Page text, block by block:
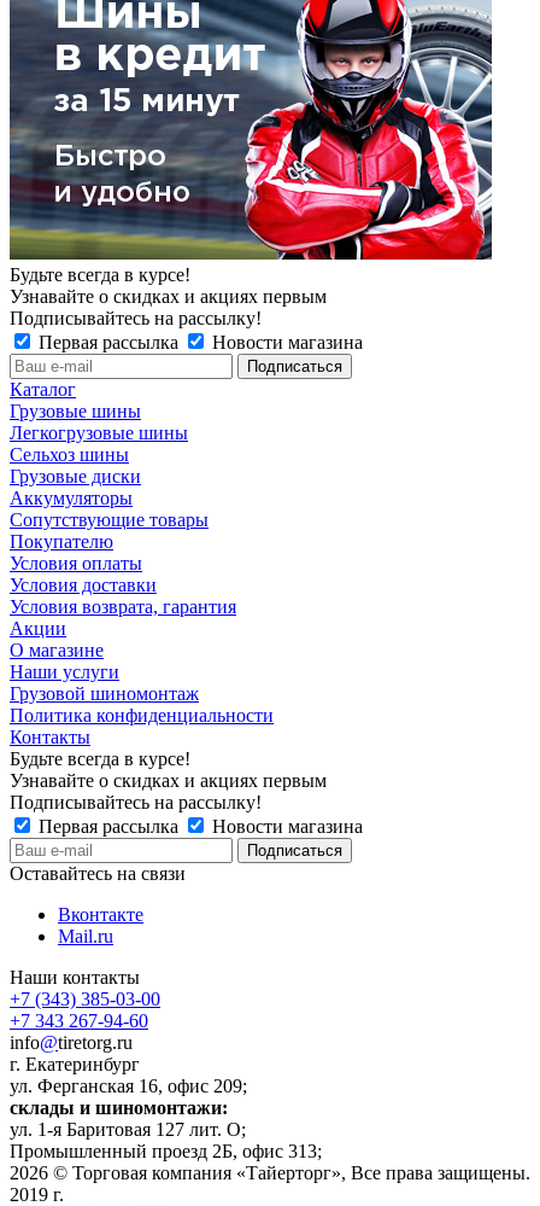
Будьте всегда в курсе!
Узнавайте о скидках и акциях первым
Подписывайтесь на рассылку!
Первая рассылка
Новости магазина
Каталог
Грузовые шины
Легкогрузовые шины
Сельхоз шины
Грузовые диски
Аккумуляторы
Сопутствующие товары
Покупателю
Условия оплаты
Условия доставки
Условия возврата, гарантия
Акции
О магазине
Наши услуги
Грузовой шиномонтаж
Политика конфиденциальности
Контакты
Будьте всегда в курсе!
Узнавайте о скидках и акциях первым
Подписывайтесь на рассылку!
Первая рассылка
Новости магазина
Оставайтесь на связи
Вконтакте
Mail.ru
Наши контакты
+7 (343) 385-03-00
+7 343 267-94-60
info@tiretorg.ru
г. Екатеринбург
ул. Ферганская 16, офис 209;
склады и шиномонтажи:
ул. 1-я Баритовая 127 лит. О;
Промышленный проезд 2Б, офис 313;
2026 © Торговая компания «Тайерторг», Все права защищены.
2019 г.